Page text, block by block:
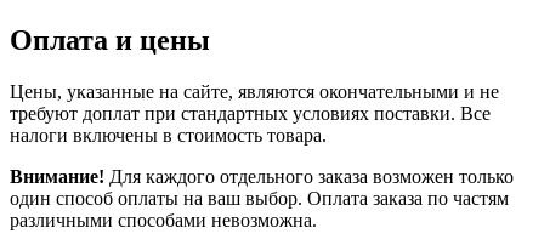
Оплата и цены
Цены, указанные на сайте, являются окончательными и не
требуют доплат при стандартных условиях поставки. Все
налоги включены в стоимость товара.
Внимание! Для каждого отдельного заказа возможен только
один способ оплаты на ваш выбор. Оплата заказа по частям
различными способами невозможна.